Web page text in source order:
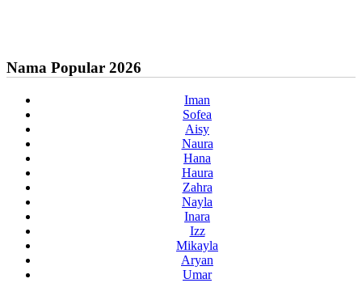
Nama Popular 2026
Iman
Sofea
Aisy
Naura
Hana
Haura
Zahra
Nayla
Inara
Izz
Mikayla
Aryan
Umar